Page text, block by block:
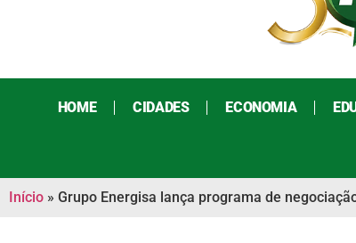
HOME CIDADES ECONOMIA
Início » Grupo Energisa lança programa de